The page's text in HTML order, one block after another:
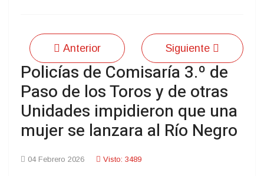
Anterior Siguiente
Policías de Comisaría 3.º de
Paso de los Toros y de otras
Unidades impidieron que una
mujer se lanzara al Río Negro
04 Febrero 2026 Visto: 3489